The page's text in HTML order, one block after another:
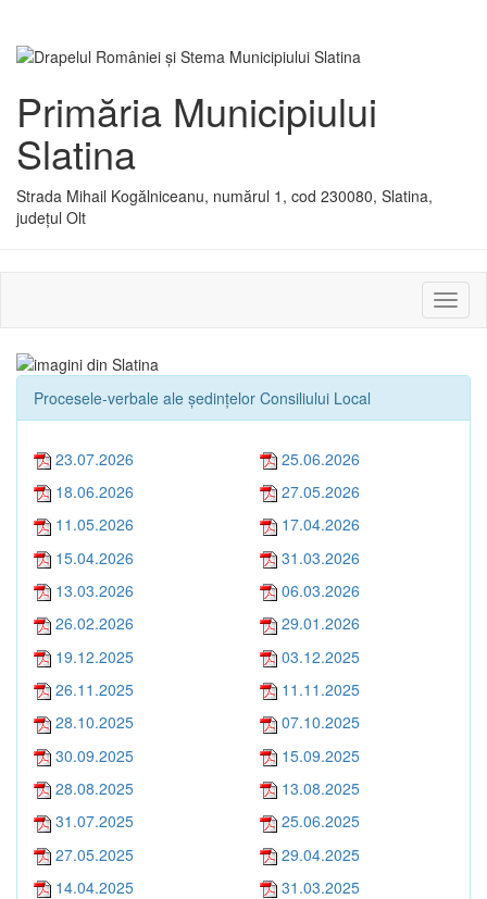
Primăria Municipiului
Slatina
Strada Mihail Kogălniceanu, numărul 1, cod 230080, Slatina,
județul Olt
sau
Procesele-verbale ale ședințelor Consiliului Local
23.07.2026
25.06.2026
18.06.2026
27.05.2026
11.05.2026
17.04.2026
15.04.2026
31.03.2026
13.03.2026
06.03.2026
26.02.2026
29.01.2026
19.12.2025
03.12.2025
26.11.2025
11.11.2025
28.10.2025
07.10.2025
30.09.2025
15.09.2025
28.08.2025
13.08.2025
31.07.2025
25.06.2025
27.05.2025
29.04.2025
14.04.2025
31.03.2025